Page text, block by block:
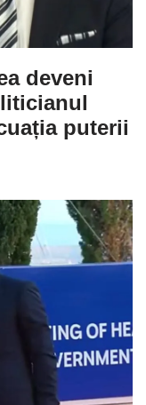
deveni
puterii